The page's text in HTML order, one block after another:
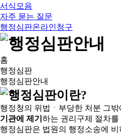
서식모음
자주 묻는 질문
행정심판온라인청구
홈
행정심판
행정심판안내
행정청의 위법ㆍ부당한 처분 그
기관에 제기 하는 권리구제 절차를
행정심판은 법원의 행정소송에 비